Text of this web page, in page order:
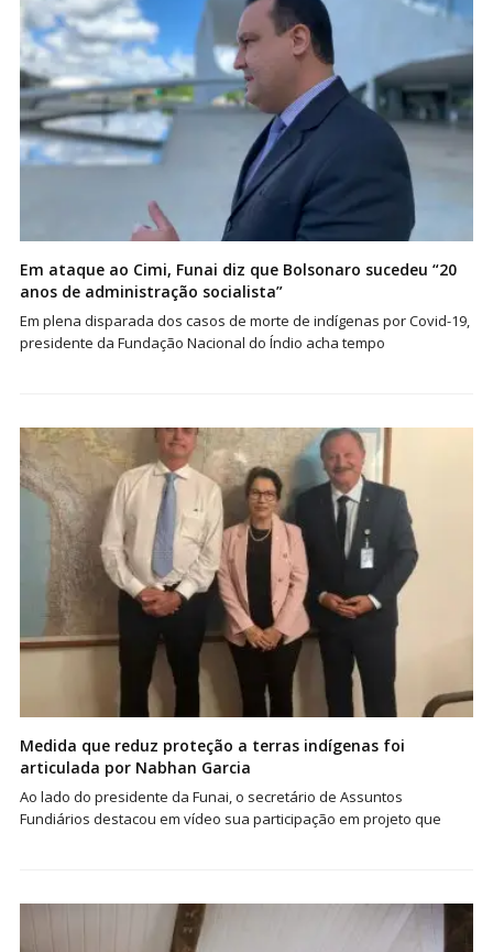
Em ataque ao Cimi, Funai diz que Bolsonaro sucedeu “20
anos de administração socialista”
Em plena disparada dos casos de morte de indígenas por Covid-19,
presidente da Fundação Nacional do Índio acha tempo
Medida que reduz proteção a terras indígenas foi
articulada por Nabhan Garcia
Ao lado do presidente da Funai, o secretário de Assuntos
Fundiários destacou em vídeo sua participação em projeto que